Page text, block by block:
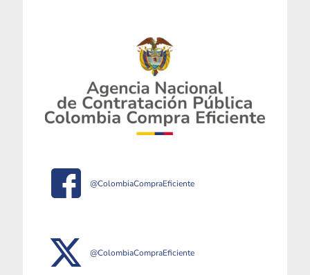
@ColombiaCompraEficiente
@ColombiaCompraEficiente